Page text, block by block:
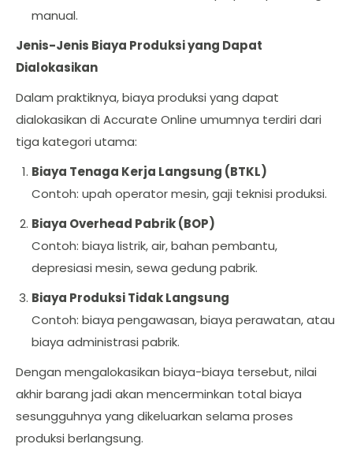
manual.
Jenis-Jenis Biaya Produksi yang Dapat
Dialokasikan
Dalam praktiknya, biaya produksi yang dapat
dialokasikan di Accurate Online umumnya terdiri dari
tiga kategori utama:
Biaya Tenaga Kerja Langsung (BTKL)
Contoh: upah operator mesin, gaji teknisi produksi.
Biaya Overhead Pabrik (BOP)
Contoh: biaya listrik, air, bahan pembantu,
depresiasi mesin, sewa gedung pabrik.
Biaya Produksi Tidak Langsung
Contoh: biaya pengawasan, biaya perawatan, atau
biaya administrasi pabrik.
Dengan mengalokasikan biaya-biaya tersebut, nilai
akhir barang jadi akan mencerminkan total biaya
sesungguhnya yang dikeluarkan selama proses
produksi berlangsung.